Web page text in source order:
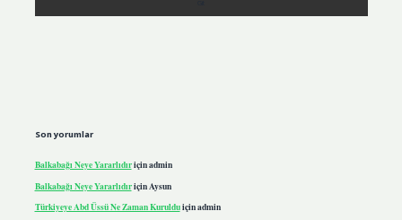
Son yorumlar
Balkabağı Neye Yararlıdıriçinadmin
Balkabağı Neye Yararlıdıriçin Aysun
Türkiyeye Abd Üssü Ne Zaman Kurulduiçinadmin